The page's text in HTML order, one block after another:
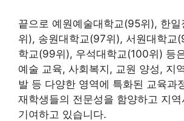
끝으로 예원예술대학교(95위), 한
위), 송원대학교(97위), 서원대학교
학교(99위), 우석대학교(100위) 등
예술 교육, 사회복지, 교원 양성, 지
발 등 다양한 영역에 특화된 교육과
재학생들의 전문성을 함양하고 지역
기여하고 있습니다.